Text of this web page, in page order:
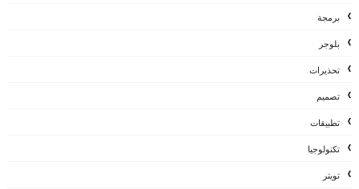
برمجة
بلوجر
تحذيرات
تصميم
تطبيقات
تكنولوجيا
تويتر